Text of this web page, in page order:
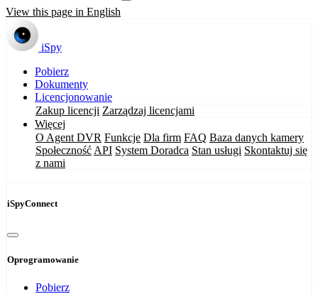
View this page in English
iSpy
Pobierz
Dokumenty
Licencjonowanie
Zakup licencji Zarządzaj licencjami
Więcej
O Agent DVR Funkcje Dla firm FAQ Baza danych kamery
Społeczność API System Doradca Stan usługi Skontaktuj się
z nami
iSpyConnect
Oprogramowanie
Pobierz